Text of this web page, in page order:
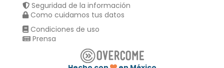
Seguridad de la información
Como cuidamos tus datos
Condiciones de uso
Prensa